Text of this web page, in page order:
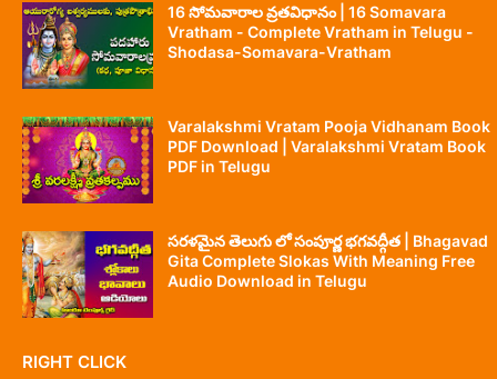
16 సోమవారాల వ్రతవిధానం | 16 Somavara
Vratham - Complete Vratham in Telugu -
Shodasa-Somavara-Vratham
Varalakshmi Vratam Pooja Vidhanam Book
PDF Download | Varalakshmi Vratam Book
PDF in Telugu
సరళమైన తెలుగు లో సంపూర్ణ భగవద్గీత | Bhagavad
Gita Complete Slokas With Meaning Free
Audio Download in Telugu
RIGHT CLICK